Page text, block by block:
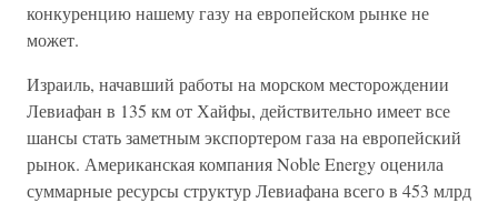
конкуренцию нашему газу на европейском рынке не
может.
Израиль, начавший работы на морском месторождении
Левиафан в 135 км от Хайфы, действительно имеет все
шансы стать заметным экспортером газа на европейский
рынок. Американская компания Noble Energy оценила
суммарные ресурсы структур Левиафана всего в 453 млрд